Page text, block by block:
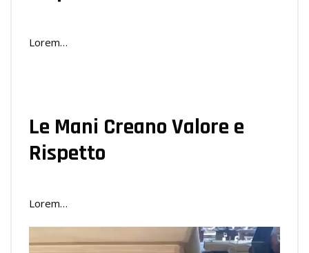
Lorem…
Le Mani Creano Valore e
Rispetto
Lorem…